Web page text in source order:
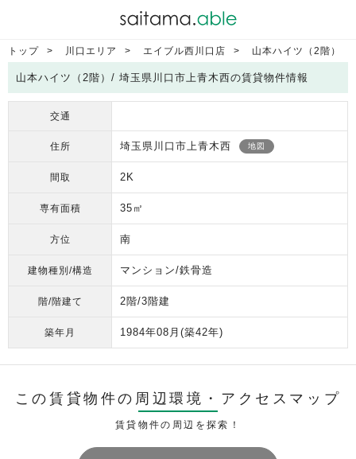
トップ 川口エリア エイブル西川口店 山本ハイツ（2階）
山本ハイツ（2階）/ 埼玉県川口市上青木西の賃貸物件情報
交通
住所 埼玉県川口市上青木西 地図
間取 2K
専有面積 35㎡
方位 南
建物種別/構造 マンション/鉄骨造
階/階建て 2階/3階建
築年月 1984年08月 (築42年)
この賃貸物件の周辺環境・ アクセスマップ
賃貸物件の周辺を探索！